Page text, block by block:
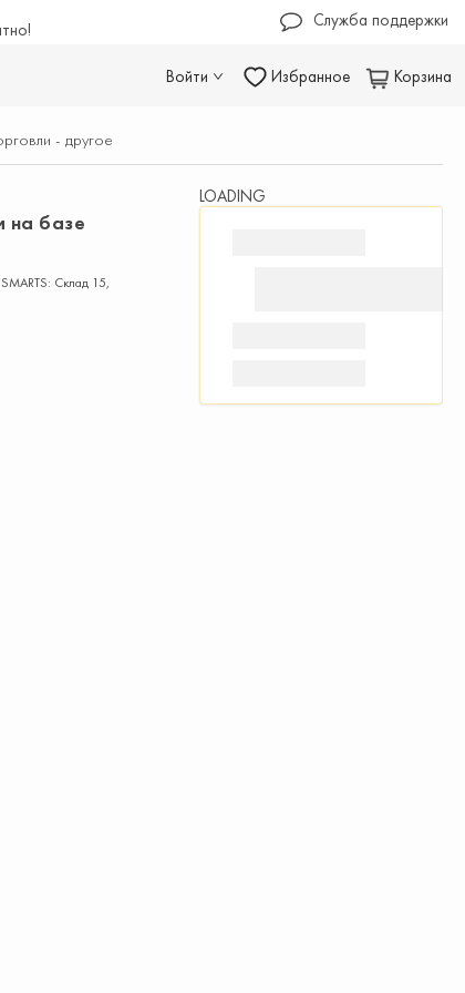
Служба поддержки
Войти Избранное Корзина
- другое
на базе
Склад 15,
LOADING